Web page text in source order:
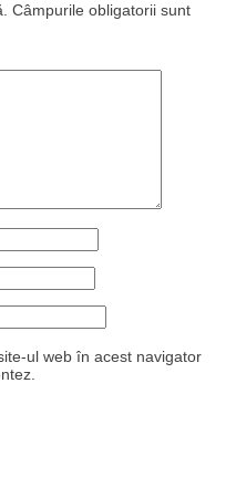
Câmpurile obligatorii sunt
ul web în acest navigator